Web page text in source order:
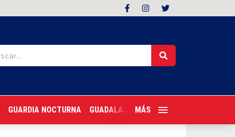
GUARDIA NOCTURNA GUADALAJARA FOLLOW
MÁS